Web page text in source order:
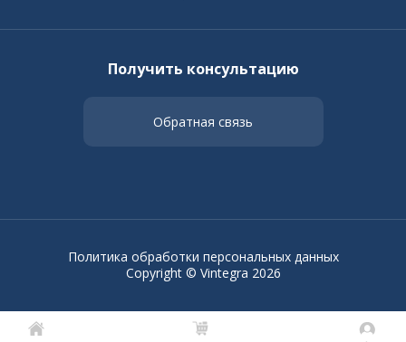
Получить консультацию
Обратная связь
Copyright © Vintegra 2026
Политика обработки персональных данных